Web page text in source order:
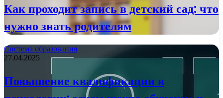
Как проходит запись в детский сад: что
нужно знать родителям
Система образования
27.04.2025
Повышение квалификации в